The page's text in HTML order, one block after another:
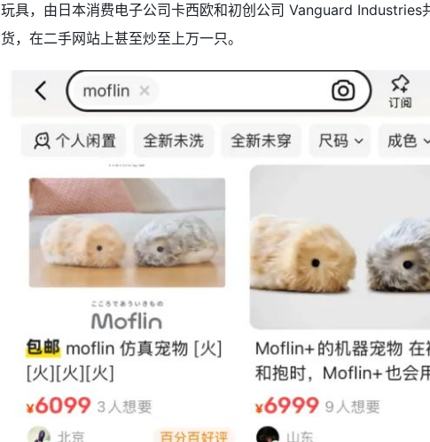
玩具，由日本消费电子公司卡西欧和初创公司 Vanguard
货，在二手网站上甚至炒至上万一只。